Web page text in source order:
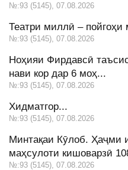
№:93 (5145), 07.08.2026
Театри миллӣ – пойгоҳи
№:93 (5145), 07.08.2026
Ноҳияи Фирдавсӣ
нави кор дар 6 моҳ...
№:93 (5145), 07.08.2026
Хидматгор...
№:93 (5145), 07.08.2026
Минтақаи Кӯлоб. Ҳаҷми
маҳсулоти кишоварзӣ
№:93 (5145), 07.08.2026